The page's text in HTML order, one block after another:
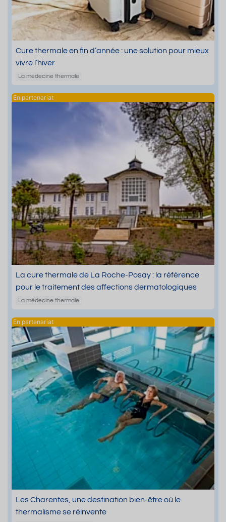
Cure thermale en fin d’année : une solution pour mieux
vivre l’hiver
La médecine thermale
La cure thermale de La Roche-Posay : la référence
pour le traitement des affections dermatologiques
La médecine thermale
Les Charentes, une destination bien-être où le
thermalisme se réinvente